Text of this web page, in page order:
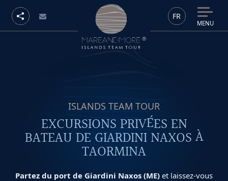
FR
MENU
ISLANDS TEAM TOUR
EXCURSIONS PRIVÉES EN
BATEAU DE GIARDINI NAXOS À
TAORMINA
Partez du port de Giardini Naxos (ME) et laissez-vous